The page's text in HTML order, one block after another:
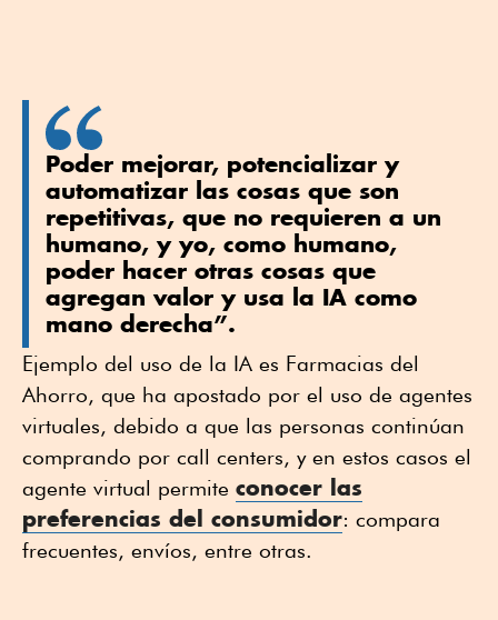
Poder mejorar, potencializar y
automatizar las cosas que son
repetitivas, que no requieren a un
humano, y yo, como humano,
poder hacer otras cosas que
agregan valor y usa la IA como
mano derecha”.
Ejemplo del uso de la IA es Farmacias del
Ahorro, que ha apostado por el uso de agentes
virtuales, debido a que las personas continúan
comprando por call centers, y en estos casos el
agente virtual permite conocer las
preferencias del consumidor: compara
frecuentes, envíos, entre otras.